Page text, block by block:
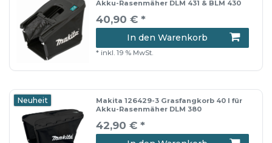
Akku-Rasenmäher DLM 431 & BLM 430
40,90 € *
In den Warenkorb
* inkl. 19 % MwSt.
Neuheit
Makita 126429-3 Grasfangkorb 40 l für
Akku-Rasenmäher DLM 380
42,90 € *